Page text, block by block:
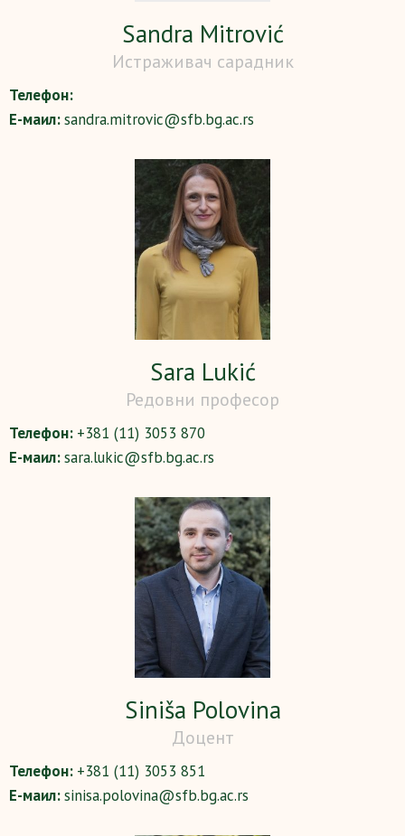
Sandra Mitrović
Истраживач сарадник
Телефон:
Е-маил:sandra.mitrovic@sfb.bg.ac.rs
Sara Lukić
Редовни професор
Телефон: +381 (11) 3053 870
Е-маил:sara.lukic@sfb.bg.ac.rs
Siniša Polovina
Доцент
Телефон: +381 (11) 3053 851
Е-маил:sinisa.polovina@sfb.bg.ac.rs